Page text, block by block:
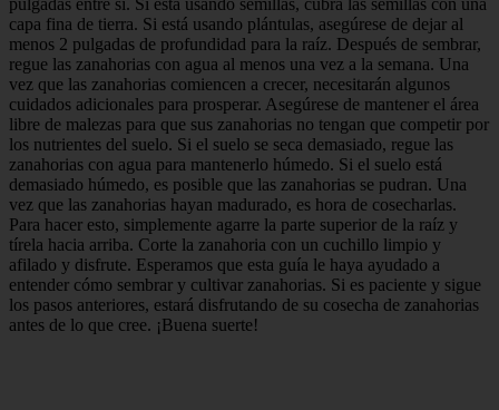
capa fina de tierra. Si está usando plántulas, asegúrese de dejar al
menos 2 pulgadas de profundidad para la raíz. Después de sembrar,
regue las zanahorias con agua al menos una vez a la semana. Una
vez que las zanahorias comiencen a crecer, necesitarán algunos
cuidados adicionales para prosperar. Asegúrese de mantener el área
libre de malezas para que sus zanahorias no tengan que competir por
los nutrientes del suelo. Si el suelo se seca demasiado, regue las
zanahorias con agua para mantenerlo húmedo. Si el suelo está
demasiado húmedo, es posible que las zanahorias se pudran. Una
vez que las zanahorias hayan madurado, es hora de cosecharlas.
Para hacer esto, simplemente agarre la parte superior de la raíz y
tírela hacia arriba. Corte la zanahoria con un cuchillo limpio y
afilado y disfrute. Esperamos que esta guía le haya ayudado a
entender cómo sembrar y cultivar zanahorias. Si es paciente y sigue
los pasos anteriores, estará disfrutando de su cosecha de zanahorias
antes de lo que cree. ¡Buena suerte!